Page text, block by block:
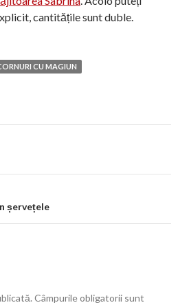
cantitățile sunt duble.
CU MAGIUN
șervețele
Câmpurile obligatorii sunt